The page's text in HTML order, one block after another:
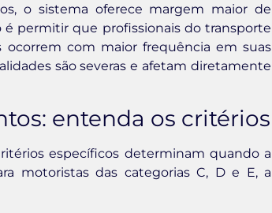
o sistema oferece margem maior de
permitir que profissionais do transporte
ocorrem com maior frequência em suas
são severas e afetam diretamente
entenda os critérios
específicos determinam quando a
motoristas das categorias C, D e E, a